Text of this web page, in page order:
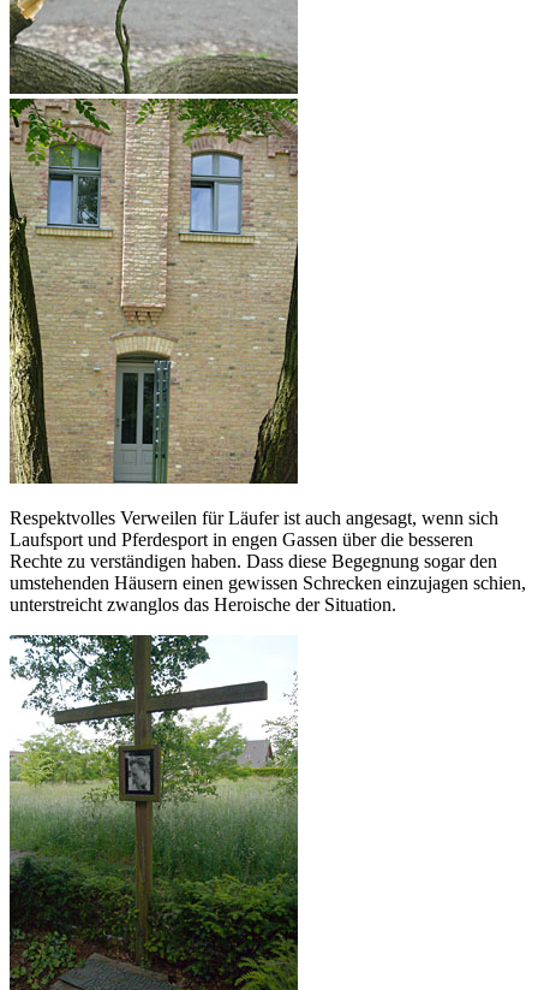
Respektvolles Verweilen für Läufer ist auch angesagt, wenn sich
Laufsport und Pferdesport in engen Gassen über die besseren
Rechte zu verständigen haben. Dass diese Begegnung sogar den
umstehenden Häusern einen gewissen Schrecken einzujagen schien,
unterstreicht zwanglos das Heroische der Situation.